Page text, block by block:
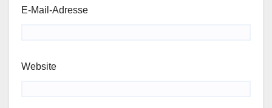
E-Mail-Adresse
Website